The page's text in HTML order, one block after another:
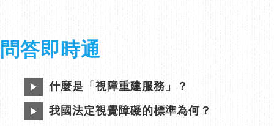
問答即時通
什麼是「視障重建服務」？
我國法定視覺障礙的標準為何？